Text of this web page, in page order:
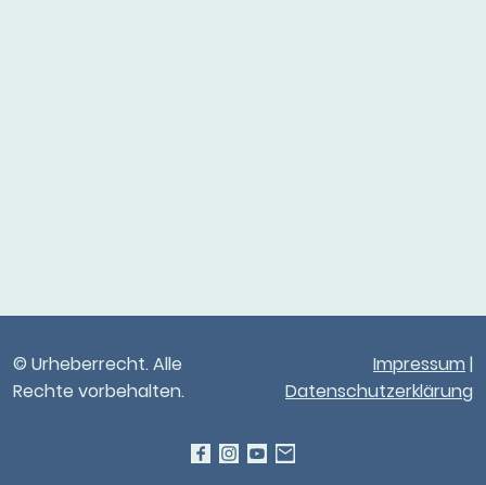
© Urheberrecht. Alle
Rechte vorbehalten.
Impressum |
Datenschutzerklärung